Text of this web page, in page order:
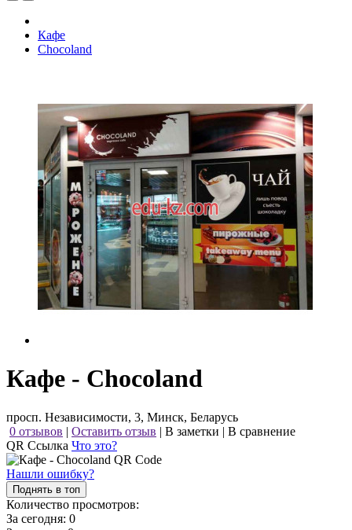
Кафе
Chocoland
Кафе - Chocoland
просп. Независимости, 3, Минск, Беларусь
0 отзывов | Оставить отзыв | В заметки | В сравнение
QR Ссылка Что это?
Нашли ошибку?
Поднять в топ
Количество просмотров:
За сегодня: 0